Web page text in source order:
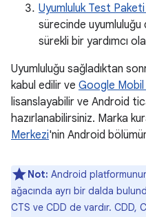
Uyumluluk Test
sürecinde
sürekli bir yardımcı
Uyumluluğu sağladıktan
kabul edilir ve Google
lisanslayabilir ve Android
hazırlanabilirsiniz. Marka
Merkezi'nin Android
Not: Android
ağacında ayrı bir dalda
CTS ve CDD de vardır. CDD,